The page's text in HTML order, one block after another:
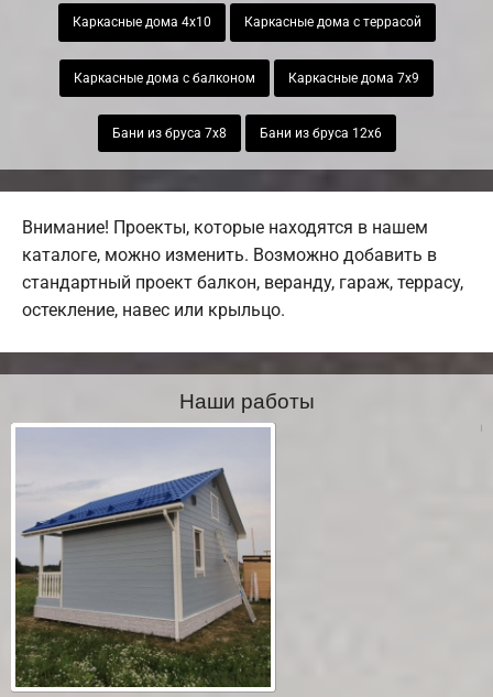
Каркасные дома 4х10 Каркасные дома с террасой
Каркасные дома с балконом Каркасные дома 7х9
Бани из бруса 7х8 Бани из бруса 12х6
Внимание! Проекты, которые находятся в нашем
каталоге, можно изменить. Возможно добавить в
стандартный проект балкон, веранду, гараж, террасу,
остекление, навес или крыльцо.
Наши работы